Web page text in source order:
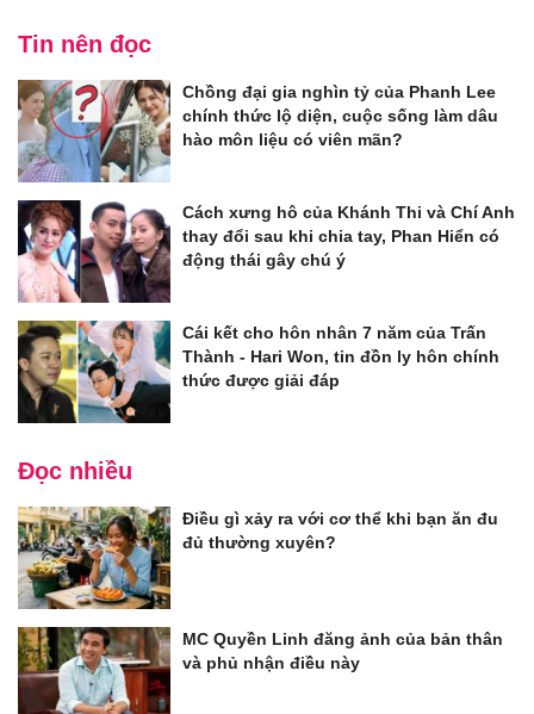
Tin nên đọc
Chồng đại gia nghìn tỷ của Phanh Lee
chính thức lộ diện, cuộc sống làm dâu
hào môn liệu có viên mãn?
Cách xưng hô của Khánh Thi và Chí Anh
thay đổi sau khi chia tay, Phan Hiển có
động thái gây chú ý
Cái kết cho hôn nhân 7 năm của Trấn
Thành - Hari Won, tin đồn ly hôn chính
thức được giải đáp
Đọc nhiều
Điều gì xảy ra với cơ thể khi bạn ăn đu
đủ thường xuyên?
MC Quyền Linh đăng ảnh của bản thân
và phủ nhận điều này